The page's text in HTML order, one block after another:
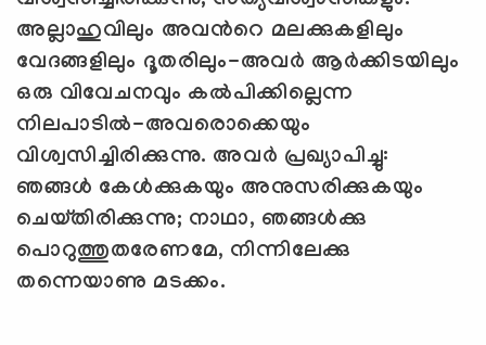
അല്ലാഹുവിലും അവന്‍റെ മലക്കുകളിലും
വേദങ്ങളിലും ദൂതരിലും-അവര്‍ ആര്‍ക്കിടയിലും
ഒരു വിവേചനവും കല്‍പിക്കില്ലെന്ന
നിലപാടില്‍-അവരൊക്കെയും
വിശ്വസിച്ചിരിക്കുന്നു. അവര്‍ പ്രഖ്യാപിച്ചു:
ഞങ്ങള്‍ കേള്‍ക്കുകയും അനുസരിക്കുകയും
ചെയ്തിരിക്കുന്നു; നാഥാ, ഞങ്ങള്‍ക്കു
പൊറുത്തുതരേണമേ, നിന്നിലേക്കു
തന്നെയാണു മടക്കം.